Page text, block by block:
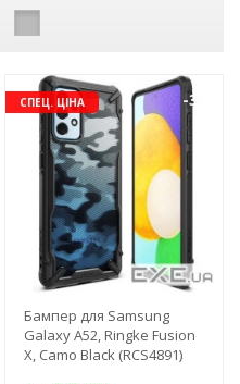
СПЕЦ. ЦІНА -3%
Бампер для Samsung
Galaxy A52, Ringke Fusion
X, Camo Black (RCS4891)